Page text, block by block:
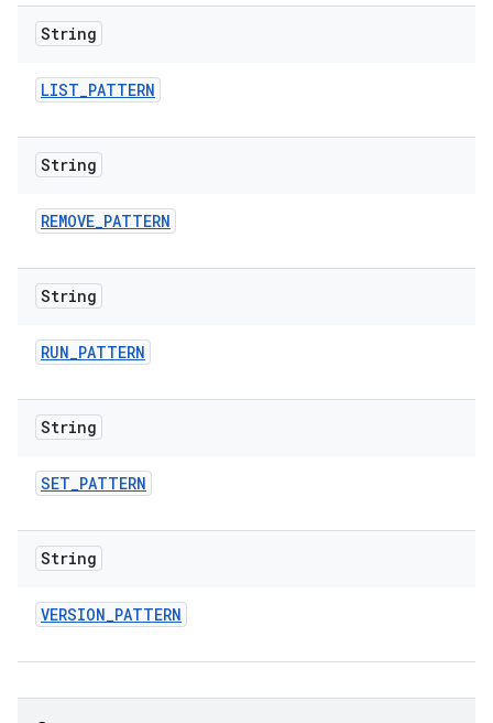
String
LIST_PATTERN
String
REMOVE_PATTERN
String
RUN_PATTERN
String
SET_PATTERN
String
VERSION_PATTERN